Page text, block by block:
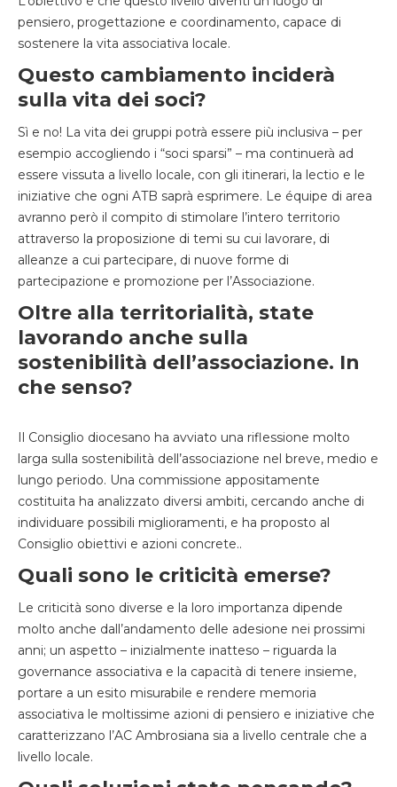
pensiero, progettazione e coordinamento, capace di
sostenere la vita associativa locale.
Questo cambiamento inciderà
sulla vita dei soci?
Sì e no! La vita dei gruppi potrà essere più inclusiva – per
esempio accogliendo i “soci sparsi” – ma continuerà ad
essere vissuta a livello locale, con gli itinerari, la lectio e le
iniziative che ogni ATB saprà esprimere. Le équipe di area
avranno però il compito di stimolare l’intero territorio
attraverso la proposizione di temi su cui lavorare, di
alleanze a cui partecipare, di nuove forme di
partecipazione e promozione per l’Associazione.
Oltre alla territorialità, state
lavorando anche sulla
sostenibilità dell’associazione. In
che senso?
Il Consiglio diocesano ha avviato una riflessione molto
larga sulla sostenibilità dell’associazione nel breve, medio e
lungo periodo. Una commissione appositamente
costituita ha analizzato diversi ambiti, cercando anche di
individuare possibili miglioramenti, e ha proposto al
Consiglio obiettivi e azioni concrete..
Quali sono le criticità emerse?
Le criticità sono diverse e la loro importanza dipende
molto anche dall’andamento delle adesione nei prossimi
anni; un aspetto – inizialmente inatteso – riguarda la
governance associativa e la capacità di tenere insieme,
portare a un esito misurabile e rendere memoria
associativa le moltissime azioni di pensiero e iniziative che
caratterizzano l’AC Ambrosiana sia a livello centrale che a
livello locale.